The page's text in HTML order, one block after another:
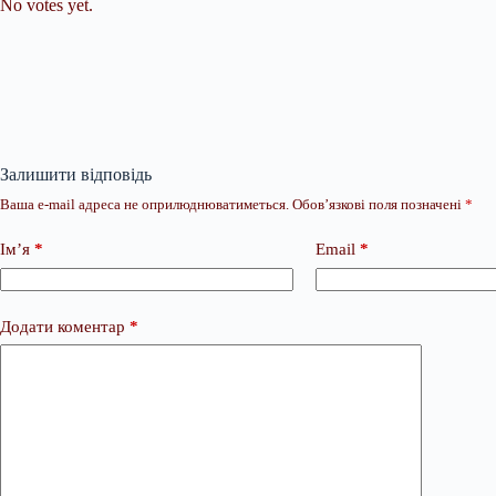
No votes yet.
Залишити відповідь
Ваша e-mail адреса не оприлюднюватиметься. Обов’язкові поля позначені *
Ім’я * Email *
Додати коментар *